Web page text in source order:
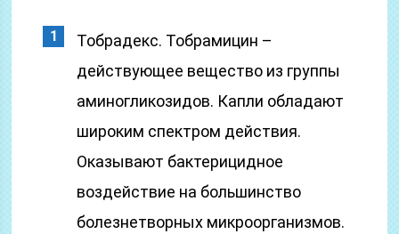
Тобрадекс. Тобрамицин –
действующее вещество из группы
аминогликозидов. Капли обладают
широким спектром действия.
Оказывают бактерицидное
воздействие на большинство
болезнетворных микроорганизмов.